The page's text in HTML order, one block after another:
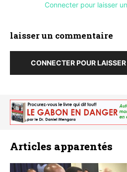
Connecter pour laisser
laisser un commentaire
CONNECTER POUR
Articles apparentés